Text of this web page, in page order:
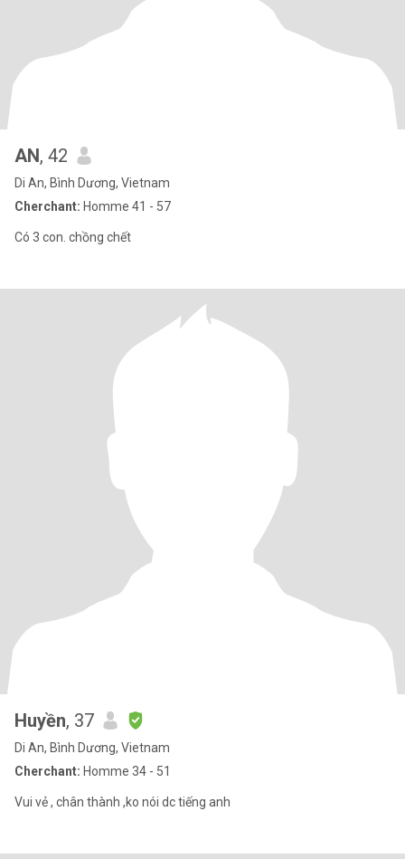
AN, 42
Di An, Bình Dương, Vietnam
Cherchant: Homme 41 - 57
Có 3 con. chồng chết
Huyền, 37
Di An, Bình Dương, Vietnam
Cherchant: Homme 34 - 51
Vui vẻ , chân thành ,ko nói dc tiếng anh